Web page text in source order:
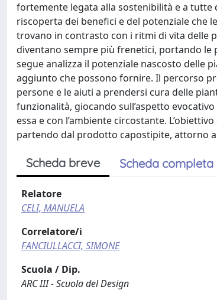
fortemente legata alla sostenibilità e a tutte
riscoperta dei benefici e del potenziale che
trovano in contrasto con i ritmi di vita delle
diventano sempre più frenetici, portando le
segue analizza il potenziale nascosto delle
aggiunto che possono fornire. Il percorso
persone e le aiuti a prendersi cura delle
funzionalità, giocando sull’aspetto
essa e con l’ambiente circostante.
partendo dal prodotto capostipite, attorno
Scheda breve Scheda completa
Relatore
CELI, MANUELA
Correlatore/i
FANCIULLACCI, SIMONE
Scuola / Dip.
ARC III - Scuola del Design